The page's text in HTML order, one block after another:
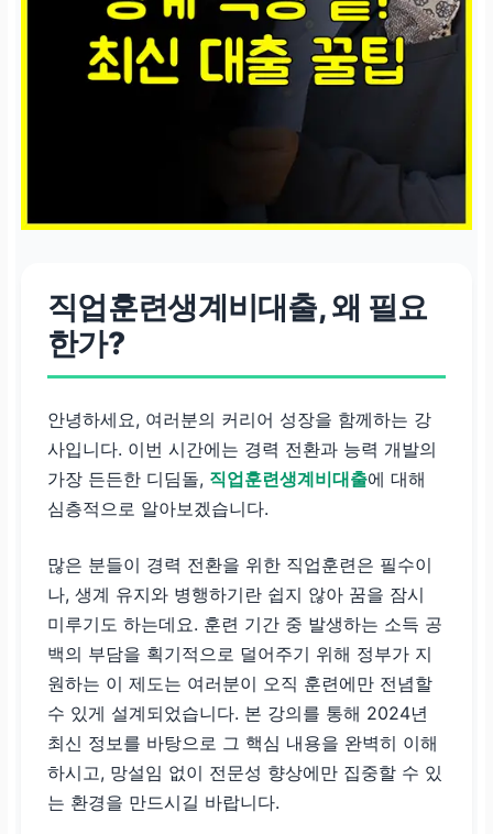
직업훈련생계비대출, 왜 필요
한가?
안녕하세요, 여러분의 커리어 성장을 함께하는 강
사입니다. 이번 시간에는 경력 전환과 능력 개발의
가장 든든한 디딤돌, 직업훈련생계비대출에 대해
심층적으로 알아보겠습니다.
많은 분들이 경력 전환을 위한 직업훈련은 필수이
나, 생계 유지와 병행하기란 쉽지 않아 꿈을 잠시
미루기도 하는데요. 훈련 기간 중 발생하는 소득 공
백의 부담을 획기적으로 덜어주기 위해 정부가 지
원하는 이 제도는 여러분이 오직 훈련에만 전념할
수 있게 설계되었습니다. 본 강의를 통해 2024년
최신 정보를 바탕으로 그 핵심 내용을 완벽히 이해
하시고, 망설임 없이 전문성 향상에만 집중할 수 있
는 환경을 만드시길 바랍니다.